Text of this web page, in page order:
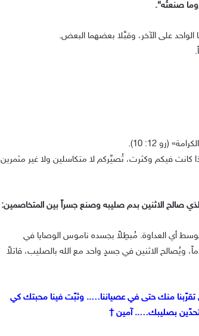
صنعتُه“.
على الآخر، وقبَّلا بعضهما البعض.
(رو 12: 10).
كانت فيكم وكثرت، تُصيِّركم لا متكاسلين ولا غير مثمرين
صالح الاثنين بدم صليبه وصنع جسراً بين المتخاصمين:
أي العداوة. مُبطِلاً بجسده ناموس الوصايا في
ويُصالح الاثنين في جسدٍ واحد مع الله بالصليب، قاتلاً
تقرّبنا منك حتى في عصياننا….. وثبّت فينا محبتك كي
بصليبك….. آمين †